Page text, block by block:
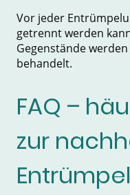
Vor jeder
getrennt werden
Gegenstände
behandelt.
FAQ –
zur